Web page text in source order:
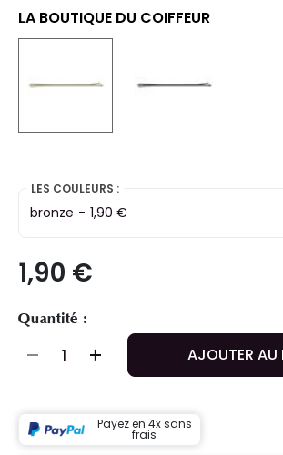
LA BOUTIQUE DU COIFFEUR
selected
LES COULEURS :
bronze - 1,90 €
1,90 €
Quantité :
AJOUTER AU
Payez en 4x sans
frais